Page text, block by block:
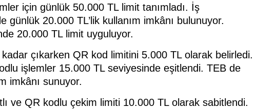
için günlük 50.000 TL limit tanımladı. İş
günlük 20.000 TL’lik kullanım imkânı bulunuyor.
20.000 TL limit uyguluyor.
çıkarken QR kod limitini 5.000 TL olarak belirledi.
işlemler 15.000 TL seviyesinde eşitlendi. TEB de
imkânı sunuyor.
ve QR kodlu çekim limiti 10.000 TL olarak sabitlendi.